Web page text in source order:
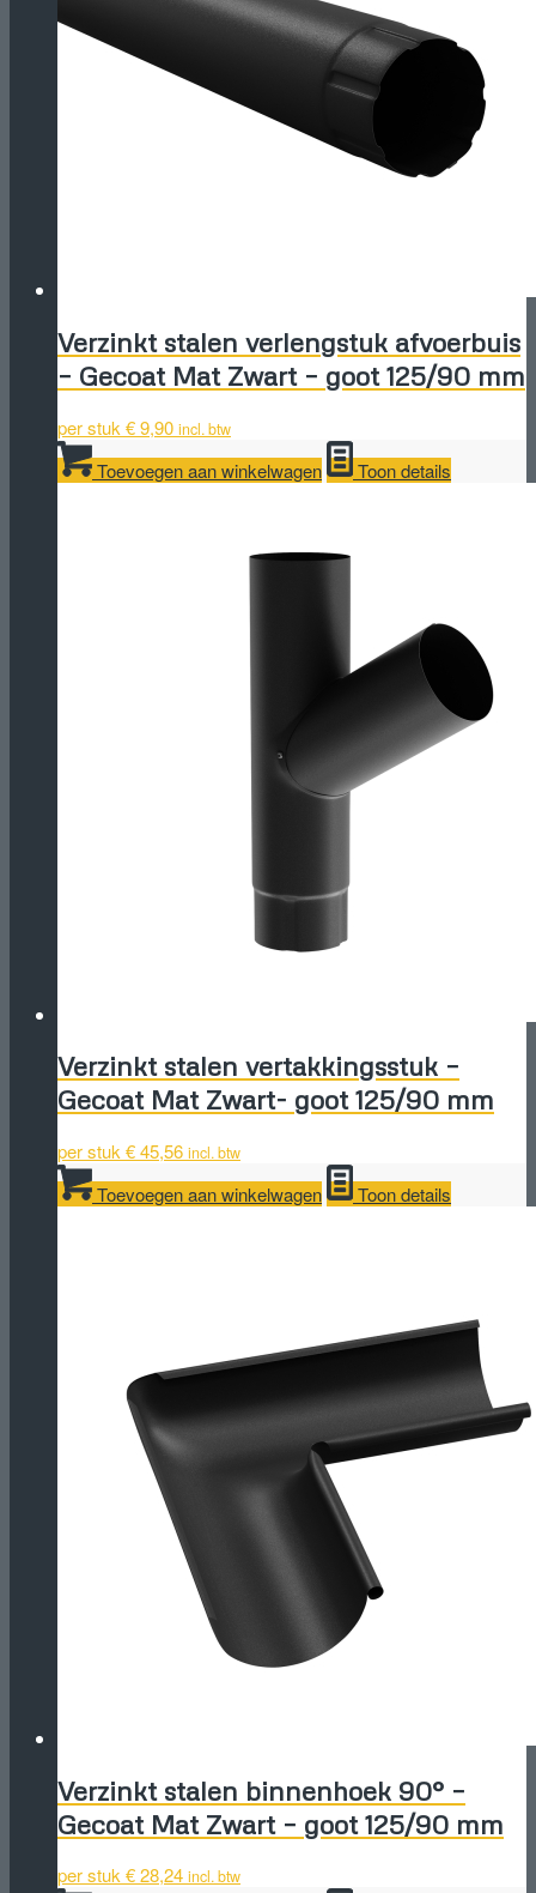
Verzinkt stalen verlengstuk afvoerbuis
– Gecoat Mat Zwart – goot 125/90 mm
per stuk €9,90 incl. btw
Toevoegen aan winkelwagen Toon details
Verzinkt stalen vertakkingsstuk –
Gecoat Mat Zwart- goot 125/90 mm
per stuk €45,56 incl. btw
Toevoegen aan winkelwagen Toon details
Verzinkt stalen binnenhoek 90° –
Gecoat Mat Zwart – goot 125/90 mm
per stuk€28,24 incl. btw